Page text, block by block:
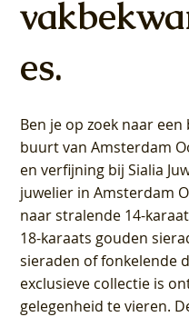
es.
Ben je op zoek naar
buurt van Amsterdam
en verfijning bij Sialia
juwelier in Amsterdam
naar stralende 14-
18-karaats gouden
sieraden of fonkelende
exclusieve collectie is
gelegenheid te vieren.